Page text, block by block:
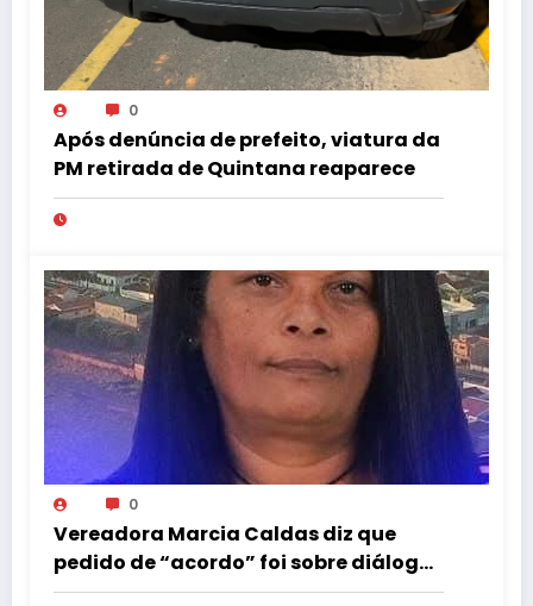
0
Após denúncia de prefeito, viatura da
PM retirada de Quintana reaparece
0
Vereadora Marcia Caldas diz que
pedido de “acordo” foi sobre diálogo
institucional